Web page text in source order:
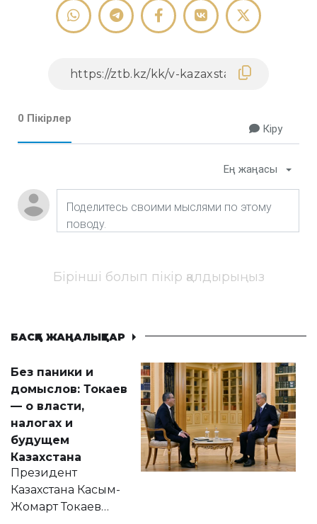
0 Пікірлер
Кіру
Ең жаңасы
Бірінші болып пікір қалдырыңыз
БАСҚА ЖАҢАЛЫҚТАР
Без паники и
домыслов: Токаев
— о власти,
налогах и
будущем
Казахстана
Президент
Казахстана Касым-
Жомарт Токаев